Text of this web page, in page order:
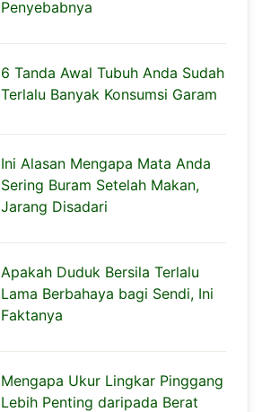
Penyebabnya
6 Tanda Awal Tubuh Anda Sudah
Terlalu Banyak Konsumsi Garam
Ini Alasan Mengapa Mata Anda
Sering Buram Setelah Makan,
Jarang Disadari
Apakah Duduk Bersila Terlalu
Lama Berbahaya bagi Sendi, Ini
Faktanya
Mengapa Ukur Lingkar Pinggang
Lebih Penting daripada Berat